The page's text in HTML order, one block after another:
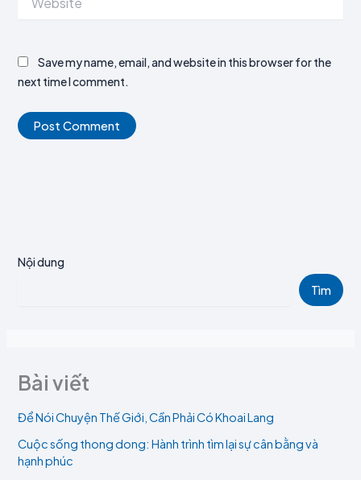
Save my name, email, and website in this browser for the
next time I comment.
Nội dung
Tìm
Bài viết
Để Nói Chuyện Thế Giới, Cần Phải Có Khoai Lang
Cuộc sống thong dong: Hành trình tìm lại sự cân bằng và
hạnh phúc